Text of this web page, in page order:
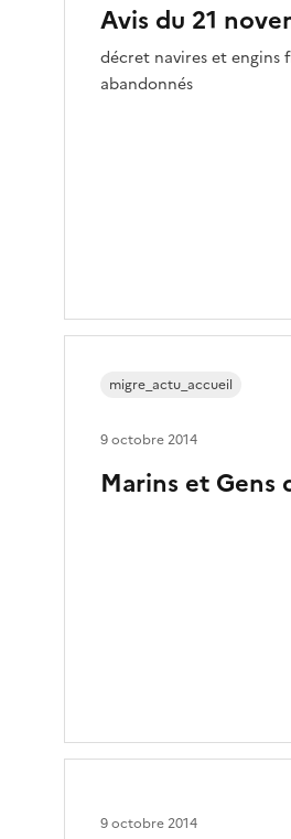
Avis du 21
décret navires et engins
abandonnés
Marins et Gens
migre_actu_accueil
9 octobre 2014
9 octobre 2014